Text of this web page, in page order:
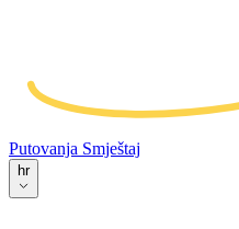
Putovanja Smještaj
hr